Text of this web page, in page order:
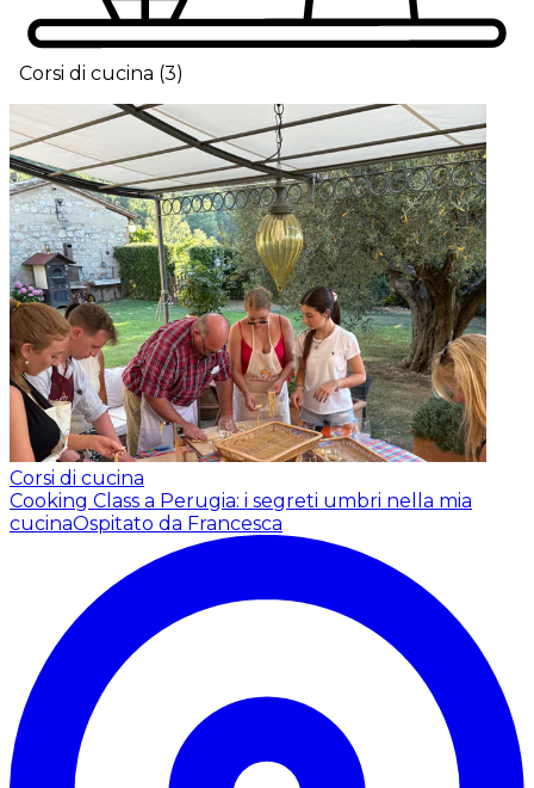
Corsi di cucina (3)
Corsi di cucina
Cooking Class a Perugia: i segreti umbri nella mia
cucinaOspitato da Francesca